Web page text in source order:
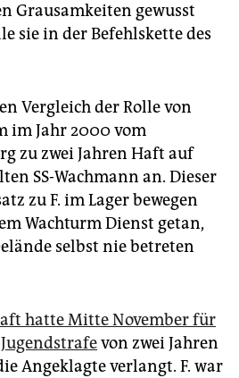
Grausamkeiten gewusst
sie in der Befehlskette des
Vergleich der Rolle von
im Jahr 2000 vom
zu zwei Jahren Haft auf
SS-Wachmann an. Dieser
zu F. im Lager bewegen
Wachturm Dienst getan,
selbst nie betreten
hatte Mitte November für
von zwei Jahren
Angeklagte verlangt. F. war